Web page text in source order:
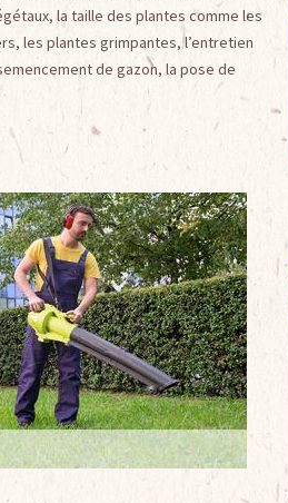
la taille des plantes comme les
les plantes grimpantes, l’entretien
de gazon, la pose de